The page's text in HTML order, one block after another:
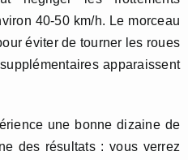
40-50 km/h. Le morceau
éviter de tourner les roues
apparaissent
une bonne dizaine de
des résultats : vous verrez